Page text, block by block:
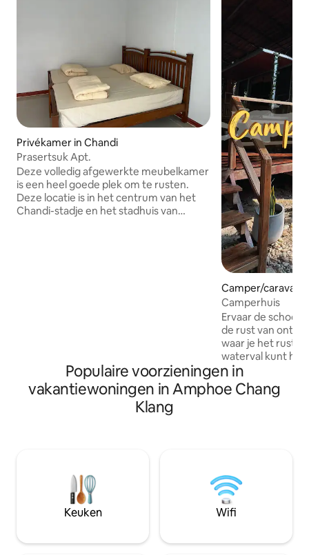
Privékamer in Chandi
Prasertsuk Apt.
Deze volledig afgewerkte meubelkamer
is een heel goede plek om te rusten.
Deze locatie is in het centrum van het
Chandi-stadje en het stadhuis van
Camper/caravan
Camperhuis
Ervaar de
de rust van
waar je het
waterval kunt
inademen.
Populaire voorzieningen in
vakantiewoningen in Amphoe Chang
Klang
Keuken Wifi